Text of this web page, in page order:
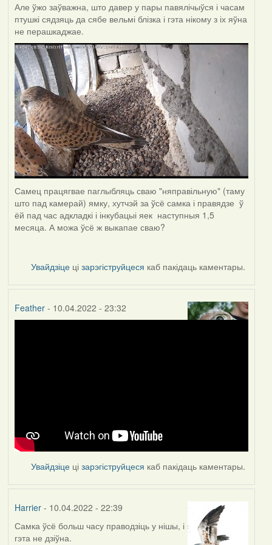
Але ўжо заўважна, што давер у пары павялічыўся і часам
птушкі сядзяць да сябе вельмі блізка і гэта нікому з іх яўна
не перашкаджае.
Самец працягвае паглыбляць сваю "няправільную" (таму
што пад камерай) ямку, хутчэй за ўсё самка і правядзе ў
ёй пад час адкладкі і інкубацыі яек наступныя 1,5
месяца. А можа ўсё ж выкапае сваю?
Увайдзіце цізарэгіструйцеся каб пакідаць каментары.
Feather- 10.04.2022 - 23:32
Увайдзіце цізарэгіструйцеся каб пакідаць каментары.
Harrier- 10.04.2022 - 22:39
Самка ўсё больш часу праводзіць у нішы, і
гэта не дзіўна.